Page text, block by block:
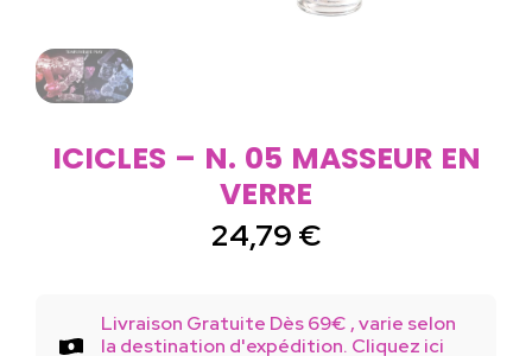
ICICLES – N. 05 MASSEUR EN
VERRE
24,79 €
Livraison Gratuite Dès 69€ , varie selon
la destination d'expédition. Cliquez ici